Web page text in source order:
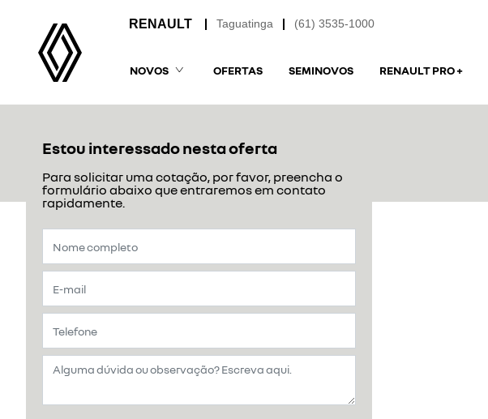
(61) 3535-1000
Taguatinga
NOVOS OFERTAS SEMINOVOS RENAULT PRO +
Estou interessado nesta oferta
Para solicitar uma cotação, por favor, preencha o
formulário abaixo que entraremos em contato
rapidamente.